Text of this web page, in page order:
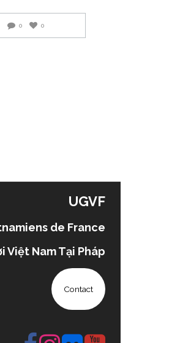
0 0
UGVF
de France
Việt Nam Tại Pháp
Contact